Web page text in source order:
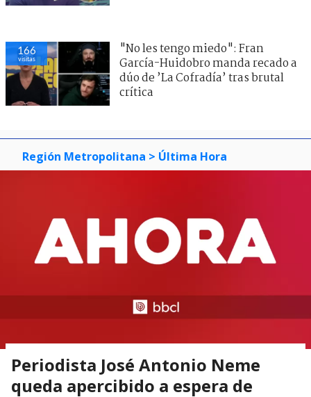
166
visitas
"No les tengo miedo": Fran
García-Huidobro manda recado a
dúo de ’La Cofradía’ tras brutal
crítica
Región Metropolitana > Última Hora
Periodista José Antonio Neme
queda apercibido a espera de